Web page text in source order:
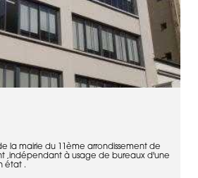
la mairie du 11ème arrondissement de
,indépendant à usage de bureaux d'une
état .